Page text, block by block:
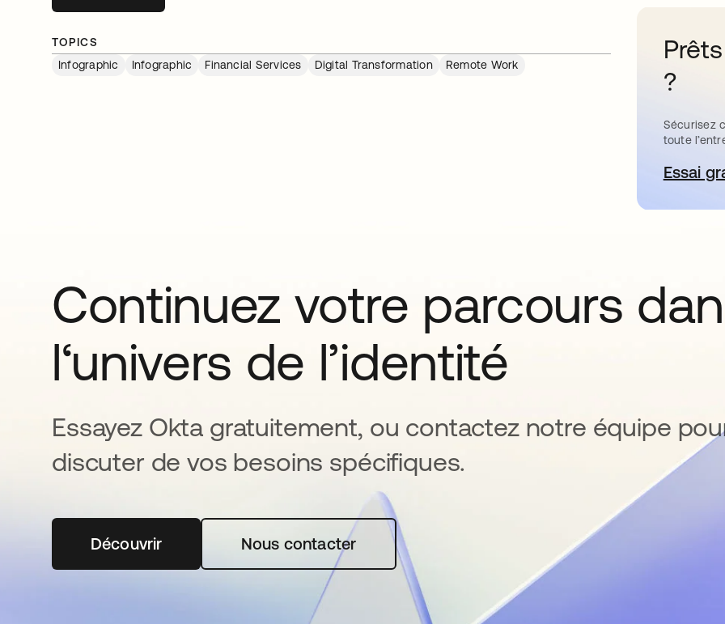
TOPICS
Infographic
Infographic Financial Services Digital Transformation Remote Work
?
Sécurisez
toute
Essai
Continuez votre parcours
l‘univers de l’identité
Essayez Okta gratuitement, ou contactez notre équipe
discuter de vos besoins spécifiques.
Découvrirs’ouvre dans un nouvel onglet
Nous contacter